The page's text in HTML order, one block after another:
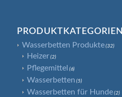
PRODUKTKATEGORIEN
Wasserbetten Produkte (32)
Heizer (2)
Pflegemittel (6)
Wasserbetten (5)
Wasserbetten für Hunde (2)